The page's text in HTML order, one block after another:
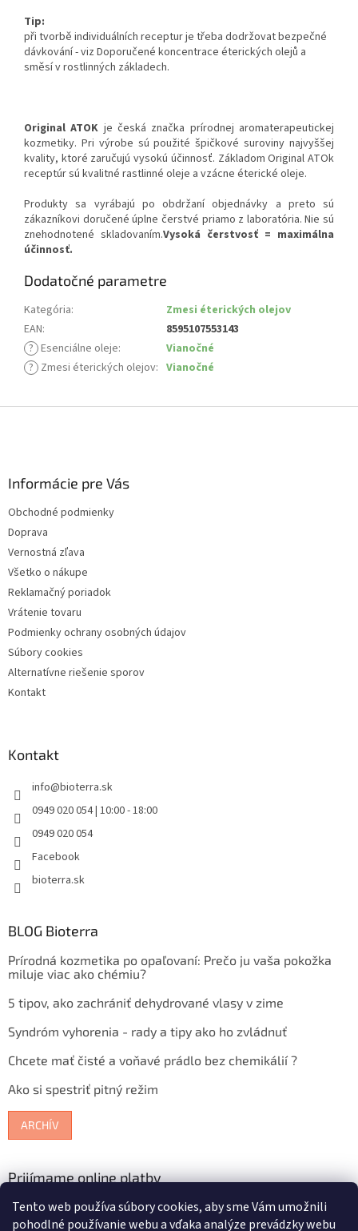
Tento web používa súbory cookies, aby sme Vám umožnili
pohodlné používanie webu a vďaka analýze prevádzky webu
Tip:
při tvorbě individuálních receptur je třeba dodržovat bezpečné
dávkování - viz Doporučené koncentrace éterických olejů a
směsí v rostlinných základech.
Original ATOK je česká značka prírodnej aromaterapeutickej
kozmetiky. Pri výrobe sú použité špičkové suroviny najvyššej
kvality, ktoré zaručujú vysokú účinnosť. Základom Original ATOk
receptúr sú kvalitné rastlinné oleje a vzácne éterické oleje.
Produkty sa vyrábajú po obdržaní objednávky a preto sú
zákazníkovi doručené úplne čerstvé priamo z laboratória. Nie sú
znehodnotené skladovaním.Vysoká čerstvosť = maximálna
účinnosť.
Dodatočné parametre
Kategória:
Zmesi éterických olejov
EAN:
8595107553143
? Esenciálne oleje:
Vianočné
? Zmesi éterických olejov: Vianočné
Informácie pre Vás
Obchodné podmienky
Doprava
Vernostná zľava
Všetko o nákupe
Reklamačný poriadok
Vrátenie tovaru
Podmienky ochrany osobných údajov
Súbory cookies
Alternatívne riešenie sporov
Kontakt
Kontakt
info@bioterra.sk
0949 020 054 | 10:00 - 18:00
0949 020 054
Facebook
bioterra.sk
BLOG Bioterra
Prírodná kozmetika po opaľovaní: Prečo ju vaša pokožka
miluje viac ako chémiu?
5 tipov, ako zachrániť dehydrované vlasy v zime
Syndróm vyhorenia - rady a tipy ako ho zvládnuť
Chcete mať čisté a voňavé prádlo bez chemikálií ?
Ako si spestriť pitný režim
ARCHÍV
Prijímame online platby